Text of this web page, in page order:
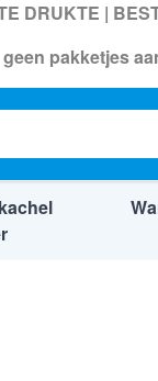
DRUKTE |
pakketjes